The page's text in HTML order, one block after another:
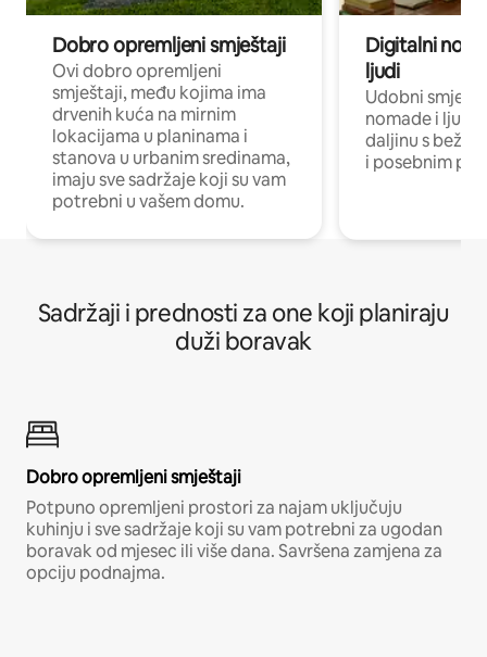
Dobro opremljeni smještaji
Ovi dobro opremljeni
smještaji, među kojima ima
drvenih kuća na mirnim
lokacijama u planinama i
stanova u urbanim sredinama,
imaju sve sadržaje koji su vam
potrebni u vašem domu.
Digitalni
ljudi
Udobni
nomade i ljude
daljinu s
i posebnim
Sadržaji i prednosti za one koji planiraju
duži boravak
Dobro opremljeni smještaji
Potpuno opremljeni prostori za najam uključuju
kuhinju i sve sadržaje koji su vam potrebni za ugodan
boravak od mjesec ili više dana. Savršena zamjena za
opciju podnajma.